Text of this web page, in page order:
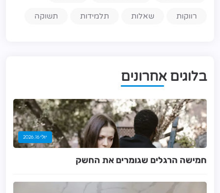
רווקות שאלות תלמידות תשוקה
בלוגים אחרונים
יולי 16, 2026
חמישה הרגלים שגומרים את החשק